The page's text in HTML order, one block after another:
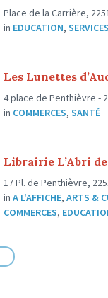
Place de la Carrière,
in EDUCATION,
Les Lunettes
4 place de Penthièvre -
in COMMERCES, SANTÉ
Librairie L’Abri
17 Pl. de Penthièvre,
in A L'AFFICHE, ARTS &
COMMERCES,